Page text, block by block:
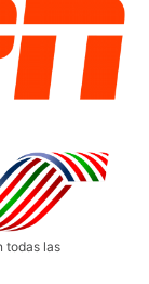
todas las